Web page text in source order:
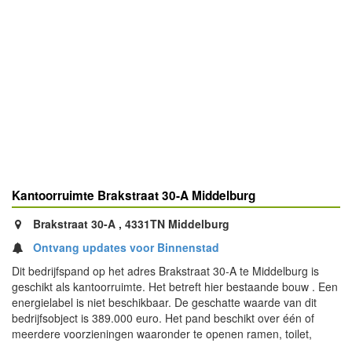
Kantoorruimte Brakstraat 30-A Middelburg
Brakstraat 30-A , 4331TN Middelburg
Ontvang updates voor Binnenstad
Dit bedrijfspand op het adres Brakstraat 30-A te Middelburg is
geschikt als kantoorruimte. Het betreft hier bestaande bouw . Een
energielabel is niet beschikbaar. De geschatte waarde van dit
bedrijfsobject is 389.000 euro. Het pand beschikt over één of
meerdere voorzieningen waaronder te openen ramen, toilet,